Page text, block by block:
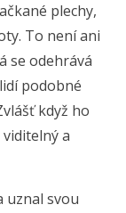
plechy,
To není ani
se odehrává
podobné
když ho
a
uznal svou